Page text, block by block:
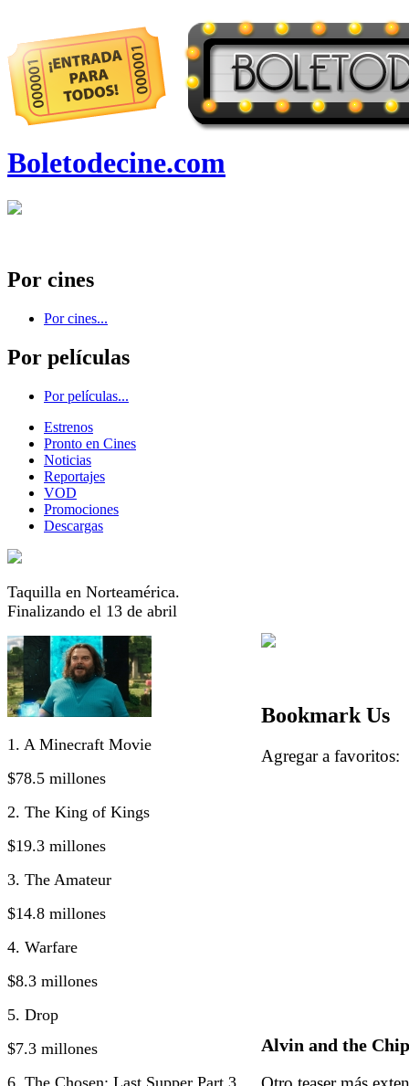
Boletodecine.com
Por cines
Por cines...
Por películas
Por películas...
Estrenos
Pronto en Cines
Noticias
Reportajes
VOD
Promociones
Descargas
Taquilla en Norteamérica.
Finalizando el 13 de abril
1. A Minecraft Movie
$78.5 millones
2. The King of Kings
$19.3 millones
3. The Amateur
$14.8 millones
4. Warfare
$8.3 millones
5. Drop
$7.3 millones
6. The Chosen: Last Supper Part 3
Bookmark Us
Agregar a
Alvin and the